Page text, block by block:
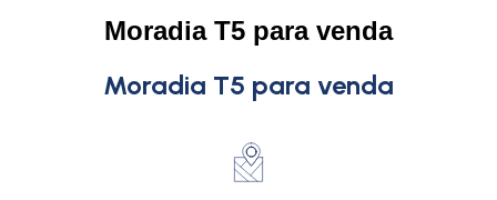
Moradia T5 para venda
Moradia T5 para venda